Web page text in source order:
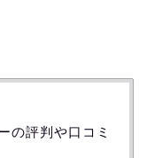
の評判や口コミ